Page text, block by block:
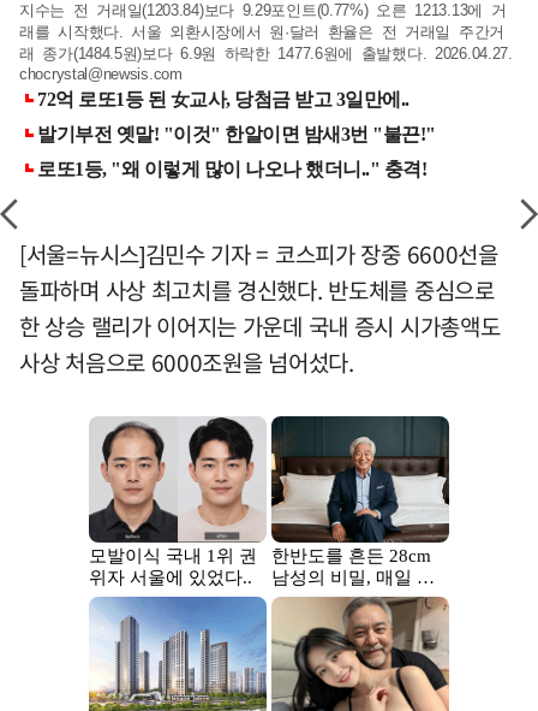
지수는 전 거래일(1203.84)보다 9.29포인트(0.77%) 오른 1213.13에 거
래를 시작했다. 서울 외환시장에서 원·달러 환율은 전 거래일 주간거
래 종가(1484.5원)보다 6.9원 하락한 1477.6원에 출발했다. 2026.04.27.
chocrystal@newsis.com
[서울=뉴시스]김민수 기자 = 코스피가 장중 6600선을
돌파하며 사상 최고치를 경신했다. 반도체를 중심으로
한 상승 랠리가 이어지는 가운데 국내 증시 시가총액도
사상 처음으로 6000조원을 넘어섰다.